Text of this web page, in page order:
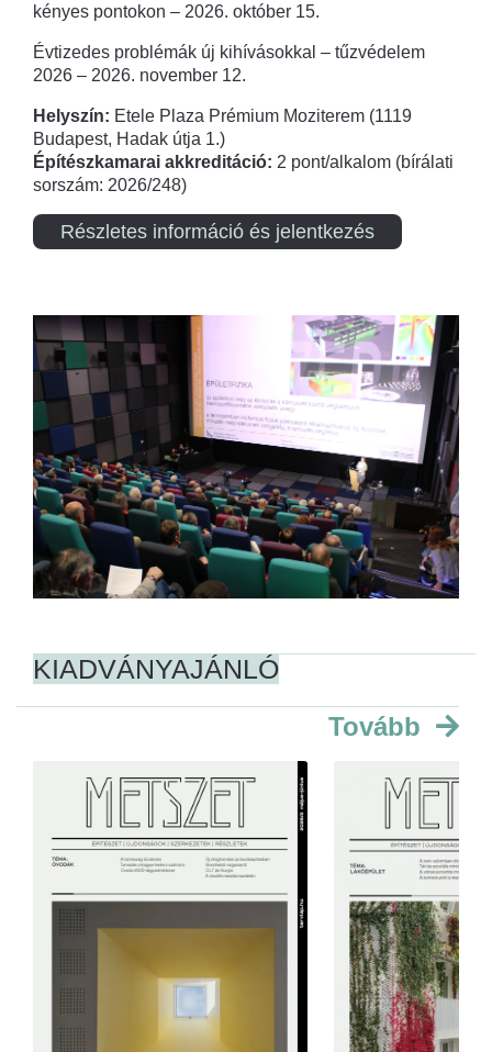
kényes pontokon – 2026. október 15.
Évtizedes problémák új kihívásokkal – tűzvédelem
2026 – 2026. november 12.
Helyszín: Etele Plaza Prémium Moziterem (1119
Budapest, Hadak útja 1.)
Építészkamarai akkreditáció: 2 pont/alkalom (bírálati
sorszám: 2026/248)
Részletes információ és jelentkezés
KIADVÁNYAJÁNLÓ
Tovább